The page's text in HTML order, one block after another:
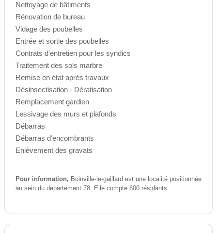
Nettoyage de bâtiments
Rénovation de bureau
Vidage des poubelles
Entrée et sortie des poubelles
Contrats d'entretien pour les syndics
Traitement des sols marbre
Remise en état aprés travaux
Désinsectisation - Dératisation
Remplacement gardien
Lessivage des murs et plafonds
Débarras
Débarras d’encombrants
Enlèvement des gravats
Pour information, Boinville-le-gaillard est une localité positionnée
au sein du département 78. Elle compte 600 résidants.